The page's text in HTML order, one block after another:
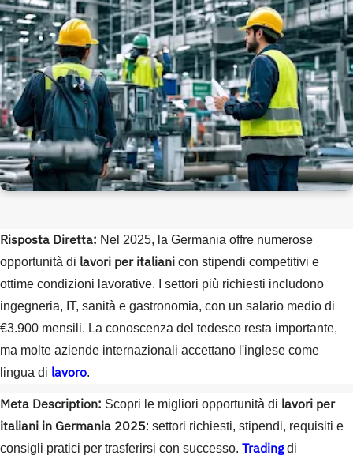
Risposta Diretta: Nel 2025, la Germania offre numerose
opportunità di lavori per italiani con stipendi competitivi e
ottime condizioni lavorative. I settori più richiesti includono
ingegneria, IT, sanità e gastronomia, con un salario medio di
€3.900 mensili. La conoscenza del tedesco resta importante,
ma molte aziende internazionali accettano l'inglese come
lingua di lavoro.
Meta Description: Scopri le migliori opportunità di lavori per
italiani in Germania 2025: settori richiesti, stipendi, requisiti e
consigli pratici per trasferirsi con successo. Tradingdi